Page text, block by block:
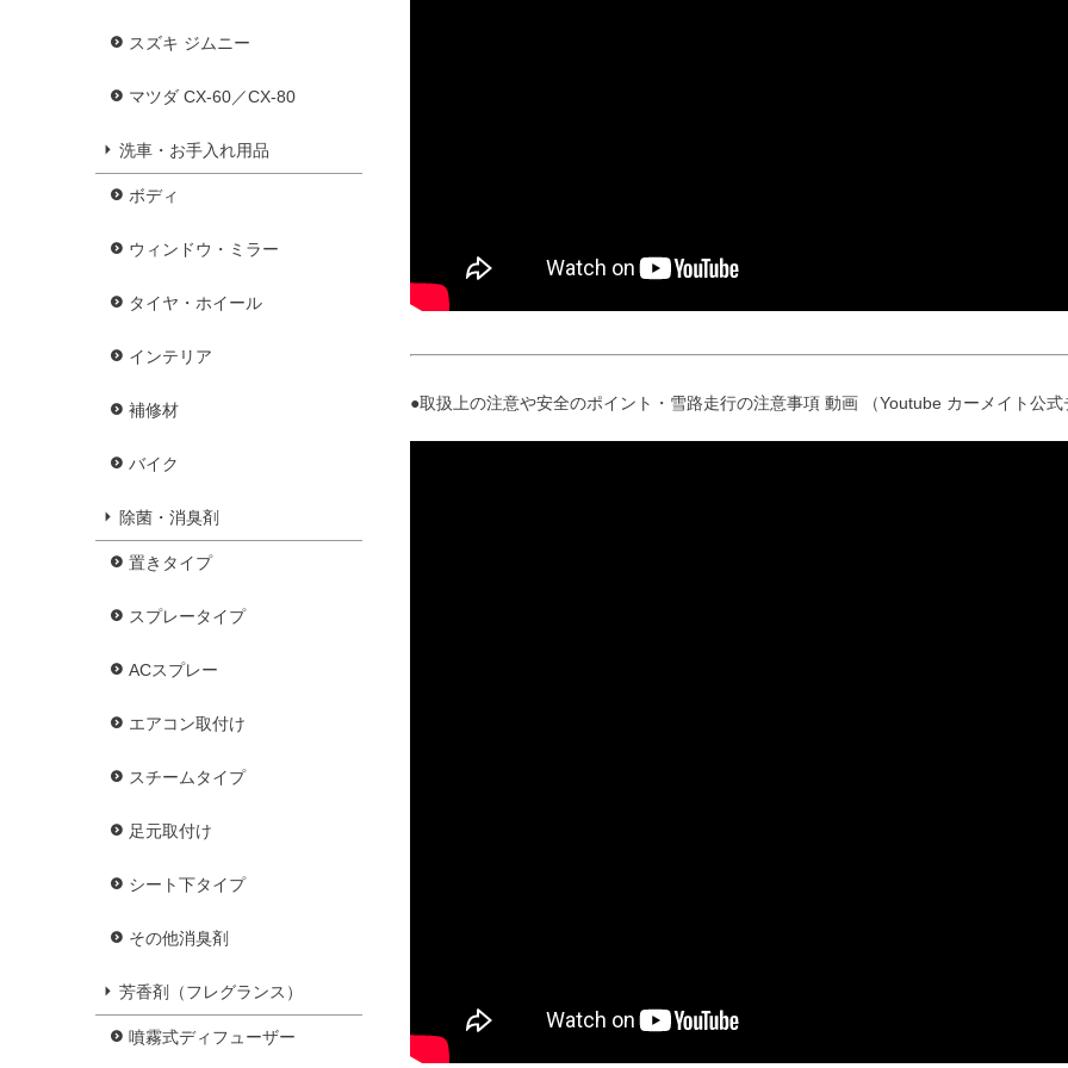
スズキ ジムニー
マツダ CX-60／CX-80
洗車・お手入れ用品
ボディ
ウィンドウ・ミラー
タイヤ・ホイール
インテリア
補修材
バイク
除菌・消臭剤
置きタイプ
スプレータイプ
ACスプレー
エアコン取付け
スチームタイプ
足元取付け
シート下タイプ
その他消臭剤
芳香剤（フレグランス）
噴霧式ディフューザー
●取扱上の注意や安全のポイント・雪路走行の注意事項 動画 （Youtube カーメイト公式